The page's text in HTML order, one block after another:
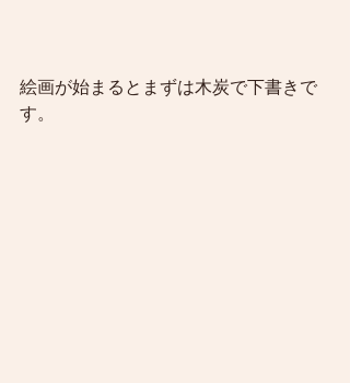
絵画が始まるとまずは木炭で下書きで
す。